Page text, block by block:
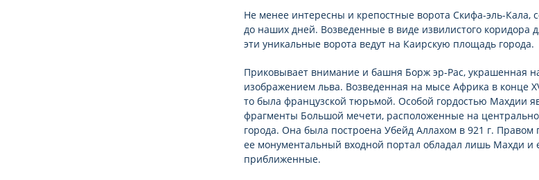
Не менее интересны и крепостные ворота Скифа-эль-Кала,
до наших дней. Возведенные в виде извилистого коридора
эти уникальные ворота ведут на Каирскую площадь города.
Приковывает внимание и башня Борж эр-Рас, украшенная
изображением льва. Возведенная на мысе Африка в конце
то была французской тюрьмой. Особой гордостью Махдии
фрагменты Большой мечети, расположенные на
города. Она была построена Убейд Аллахом в 921 г. Правом
ее монументальный входной портал обладал лишь Махди и
приближенные.